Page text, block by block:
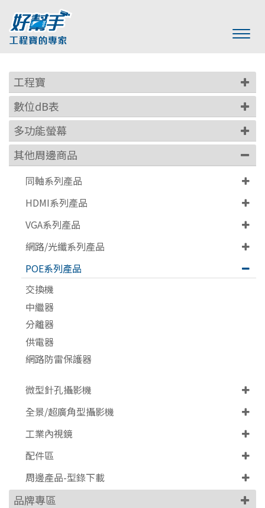
工程寶
數位dB表
多功能螢幕
其他周邊商品
同軸系列產品
HDMI系列產品
VGA系列產品
網路/光纖系列產品
POE系列產品
交換機
中繼器
分離器
供電器
網路防雷保護器
微型針孔攝影機
全景/超廣角型攝影機
工業內視鏡
配件區
周邊產品-型錄下載
品牌專區